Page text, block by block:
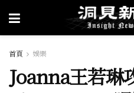
首頁 娛樂
Joanna王若